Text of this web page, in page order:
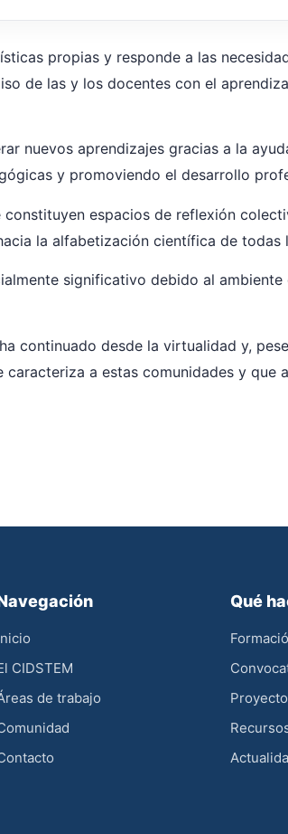
propias y responde a las
de las y los docentes con el
nuevos aprendizajes gracias a la
y promoviendo el desarrollo
constituyen espacios de reflexión
la alfabetización científica de todas
significativo debido al
continuado desde la virtualidad y,
a estas comunidades y que
CIDSTEM
de trabajo
Qué